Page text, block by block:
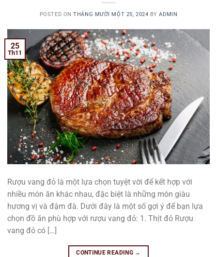
POSTED ONTHÁNG MƯỜI MỘT 25, 2024 BYADMIN
25
Th11
Rượu vang đỏ là một lựa chọn tuyệt vời để kết hợp với
nhiều món ăn khác nhau, đặc biệt là những món giàu
hương vị và đậm đà. Dưới đây là một số gợi ý để bạn lựa
chọn đồ ăn phù hợp với rượu vang đỏ: 1. Thịt đỏ Rượu
vang đỏ có […]
CONTINUE READING →